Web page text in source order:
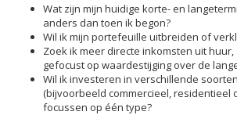
Wat zijn mijn huidige korte- en
anders dan toen ik begon?
Wil ik mijn portefeuille uitbreiden of
Zoek ik meer directe inkomsten uit
gefocust op waardestijging over de
Wil ik investeren in verschillende
(bijvoorbeeld commercieel, residentieel
focussen op één type?